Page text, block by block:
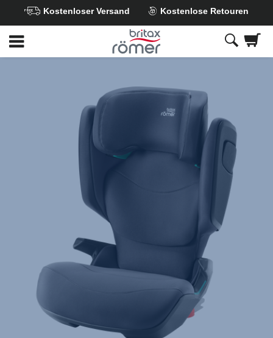
Hauptinhalt
springen
Kostenloser Versand Kostenlose Retouren